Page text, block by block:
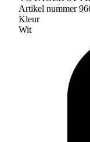
Artikel nummer
Kleur
Wit